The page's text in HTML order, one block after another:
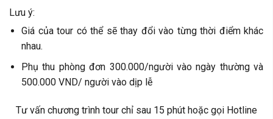
Lưu ý:
Giá của tour có thể sẽ thay đổi vào từng thời điểm khác
nhau.
Phụ thu phòng đơn 300.000/người vào ngày thường và
500.000 VND/ người vào dịp lễ
Tư vấn chương trình tour chỉ sau 15 phút hoặc gọi Hotline